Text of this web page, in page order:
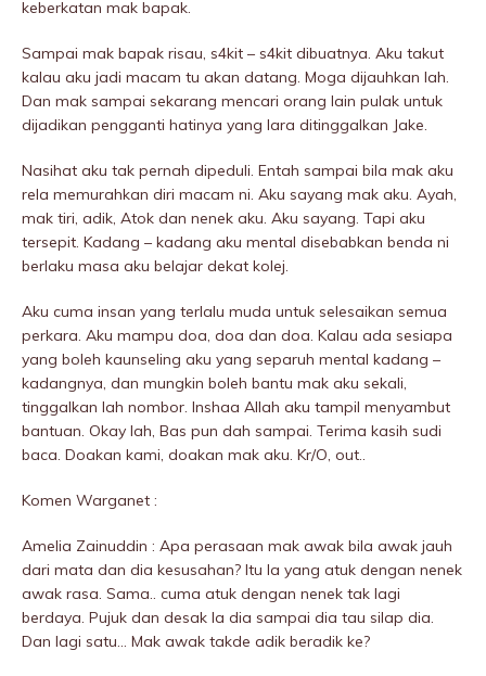
keberkatan mak bapak.
Sampai mak bapak risau, s4kit – s4kit dibuatnya. Aku takut
kalau aku jadi macam tu akan datang. Moga dijauhkan lah.
Dan mak sampai sekarang mencari orang lain pulak untuk
dijadikan pengganti hatinya yang lara ditinggalkan Jake.
Nasihat aku tak pernah dipeduli. Entah sampai bila mak aku
rela memurahkan diri macam ni. Aku sayang mak aku. Ayah,
mak tiri, adik, Atok dan nenek aku. Aku sayang. Tapi aku
tersepit. Kadang – kadang aku mentaI disebabkan benda ni
berlaku masa aku belajar dekat kolej.
Aku cuma insan yang terlalu muda untuk selesaikan semua
perkara. Aku mampu doa, doa dan doa. Kalau ada sesiapa
yang boleh kaunseling aku yang separuh mentaI kadang –
kadangnya, dan mungkin boleh bantu mak aku sekali,
tinggalkan lah nombor. Inshaa Allah aku tampil menyambut
bantuan. Okay lah, Bas pun dah sampai. Terima kasih sudi
baca. Doakan kami, doakan mak aku. Kr/O, out..
Komen Warganet :
Amelia Zainuddin : Apa perasaan mak awak bila awak jauh
dari mata dan dia kesusahan? Itu la yang atuk dengan nenek
awak rasa. Sama.. cuma atuk dengan nenek tak lagi
berdaya. Pujuk dan desak la dia sampai dia tau silap dia.
Dan lagi satu… Mak awak takde adik beradik ke?